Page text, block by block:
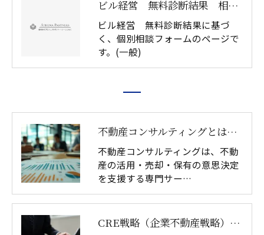
ビル経営 無料診断結果 相談フォーム(一般)
ビル経営 無料診断結果に基づ
く、個別相談フォームのページで
す。(一般)
不動産コンサルティングとは｜資産戦略・土地活用の意思決定支援
不動産コンサルティングは、不動
産の活用・売却・保有の意思決定
を支援する専門サー…
CRE戦略（企業不動産戦略）とは｜不動産価値を最大化する意思決定｜アテナ・パートナーズ